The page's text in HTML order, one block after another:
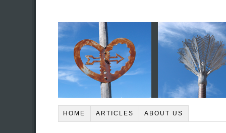
HOME ARTICLES ABOUT US